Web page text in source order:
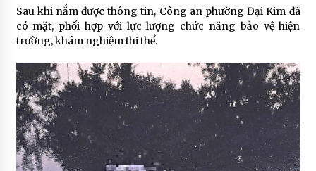
Sau khi nắm được thông tin, Công an phường Đại Kim đã
có mặt, phối hợp với lực lượng chức năng bảo vệ hiện
trường, khám nghiệm thi thể.